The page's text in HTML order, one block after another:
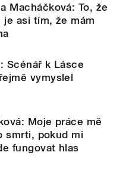
Macháčková: To, že
je asi tím, že mám
Scénář k Lásce
vymyslel
Moje práce mě
smrti, pokud mi
fungovat hlas